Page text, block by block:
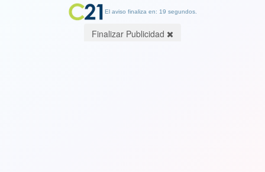
El aviso finaliza en: 19 segundos.
Finalizar Publicidad